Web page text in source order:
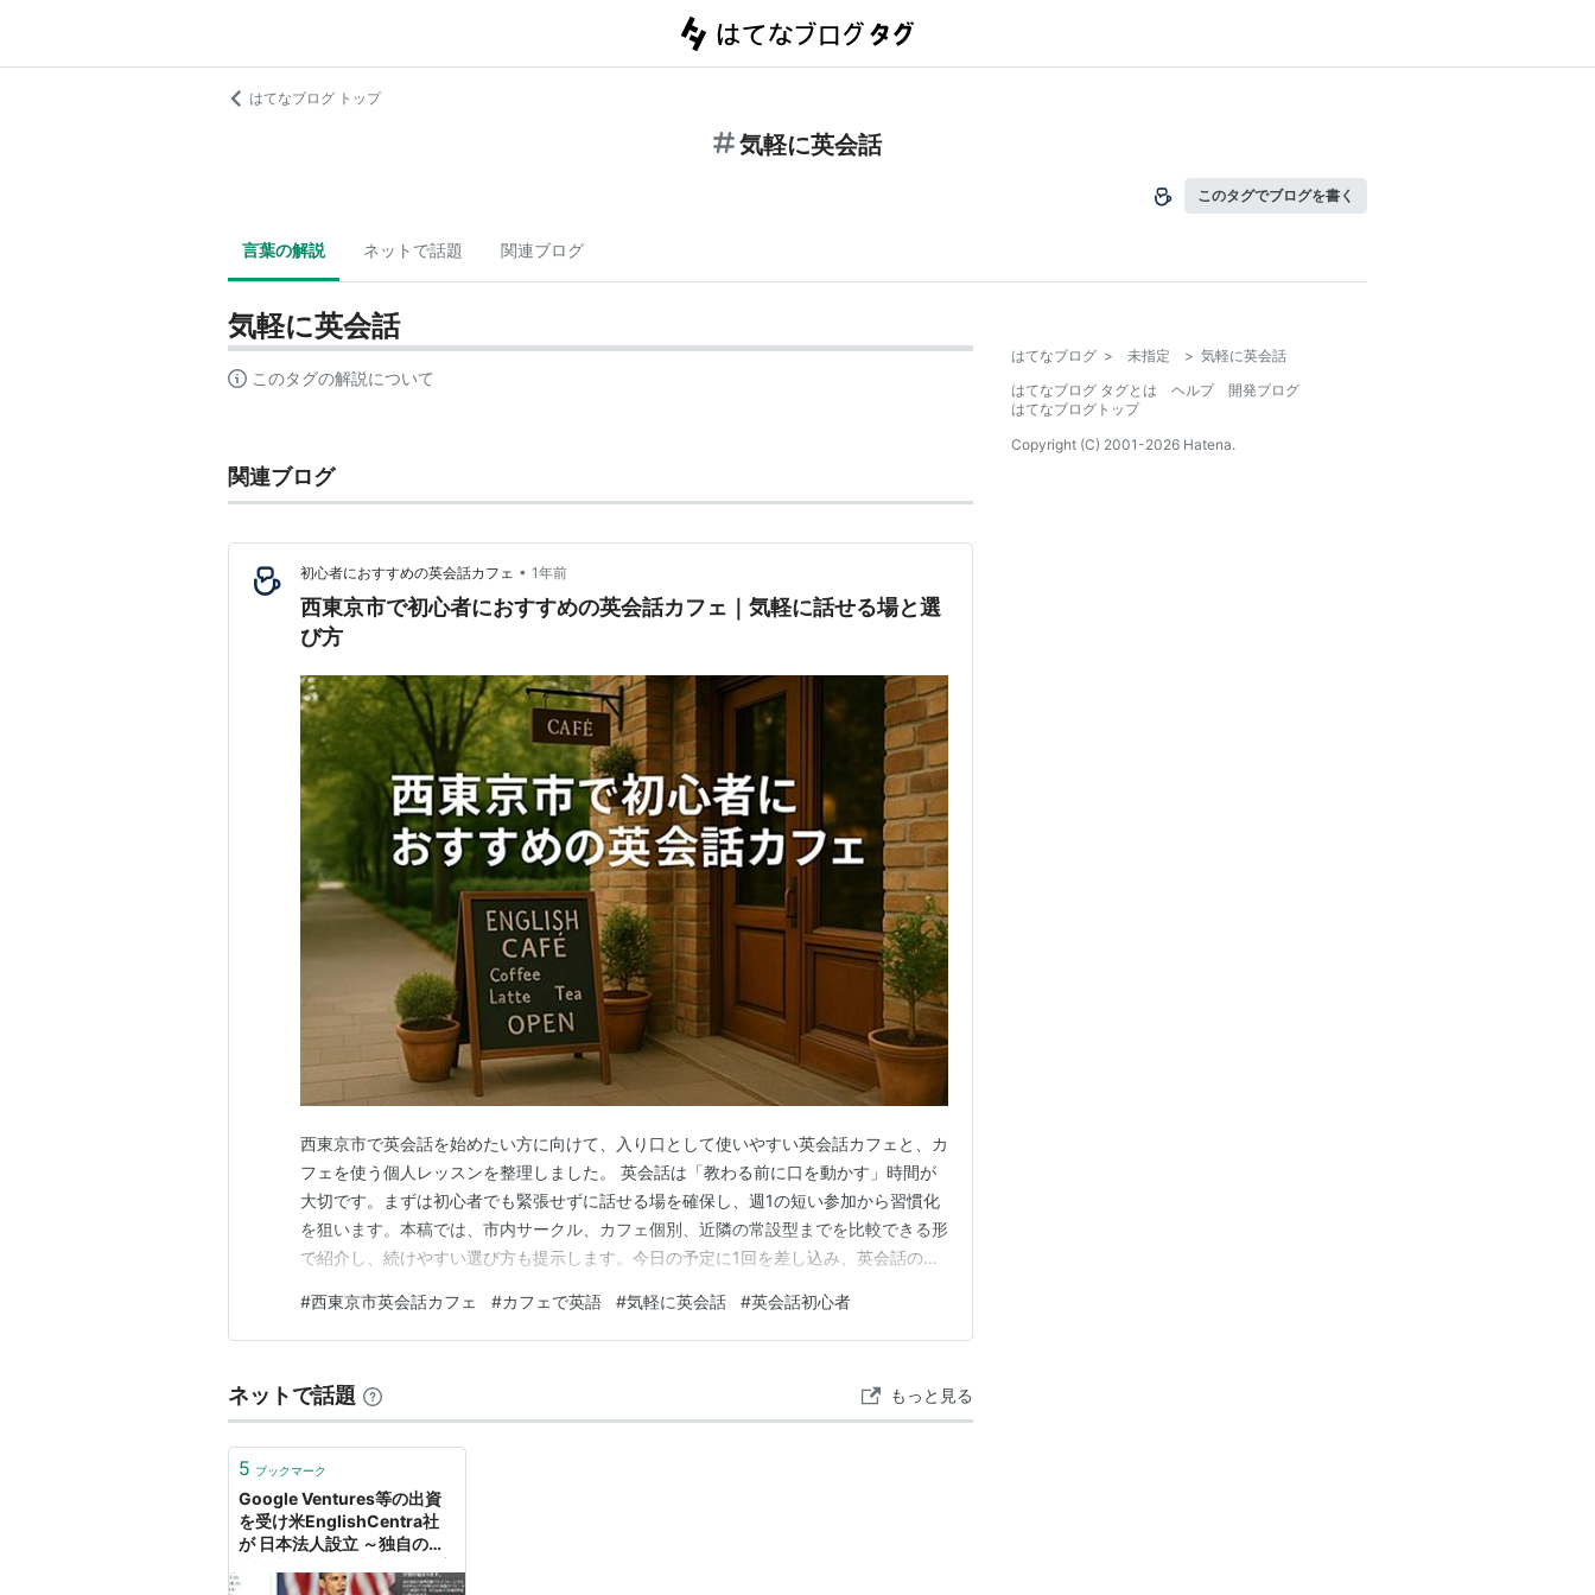
はてなブログ トップ
気軽に英会話
このタグでブログを書く
言葉の解説 ネットで話題 関連ブログ
気軽に英会話
このタグの解説について
関連ブログ
初心者におすすめの英会話カフェ • 1年前
西東京市で初心者におすすめの英会話カフェ｜気軽に話せる場と選
び方
西東京市で英会話を始めたい方に向けて、入り口として使いやすい英会話カフェと、カ
フェを使う個人レッスンを整理しました。 英会話は「教わる前に口を動かす」時間が
大切です。まずは初心者でも緊張せずに話せる場を確保し、週1の短い参加から習慣化
を狙います。本稿では、市内サークル、カフェ個別、近隣の常設型までを比較できる形
で紹介し、続けやすい選び方も提示します。今日の予定に1回を差し込み、英会話の第
館） 形式： 公民館サークル。少人数で英会話の初級～中級を週1で実施。 料金： 月会
費制（例：月4,000円・体験あり…
#西東京市英会話カフェ #カフェで英語 #気軽に英会話 #英会話初心者
ネットで話題 もっと見る
5 ブックマーク
Google Ventures等の出資
を受け米EnglishCentra社
が 日本法人設立 ～独自の音
で気軽に英会話が学べるオン
はてなブログ > 未指定 > 気軽に英会話
はてなブログ タグとは
ヘルプ
開発ブログ
はてなブログトップ
Copyright (C) 2001-2026 Hatena.